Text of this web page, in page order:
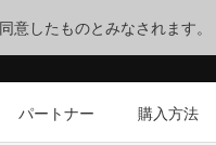
意したものとみなされます。
パートナー 購入方法